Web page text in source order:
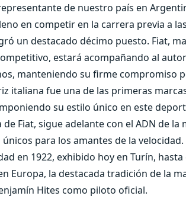
de nuestro país en
en competir en la carrera previa a
un destacado décimo puesto. Fiat,
estará acompañando al
manteniendo su firme compromiso
italiana fue una de las primeras
su estilo único en este
Fiat, sigue adelante con el ADN de
únicos para los amantes de la
en 1922, exhibido hoy en Turín,
Europa, la destacada tradición de la
Hites como piloto oficial.